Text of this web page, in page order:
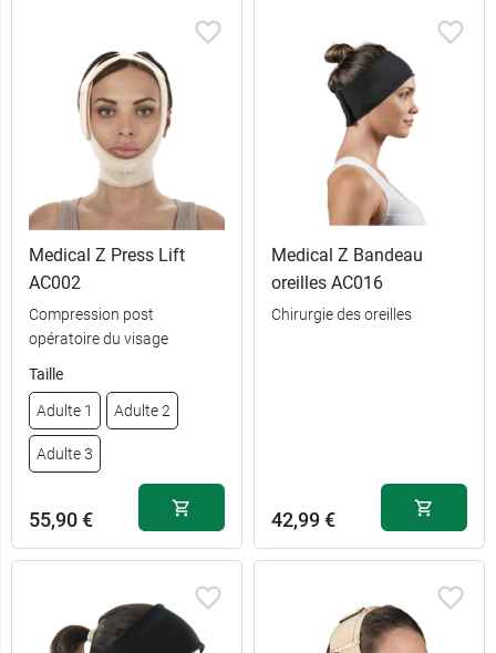
78,99 €
30 cm x 40
125,99 €
Medical Z Press Lift
AC002
Compression post
opératoire du visage
Taille
Adulte 1 Adulte 2
Adulte 3
55,90 €
Medical Z Bandeau
oreilles AC016
Chirurgie des oreilles
42,99 €